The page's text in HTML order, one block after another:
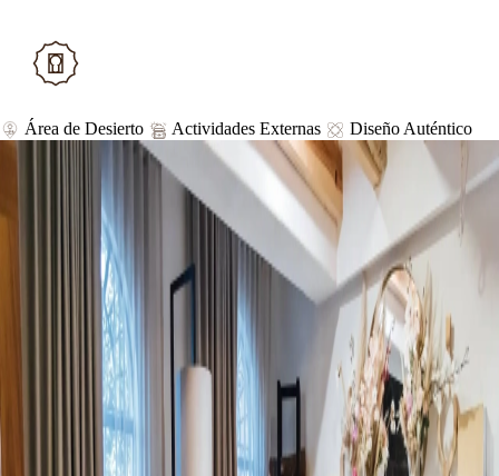
Área de Desierto Actividades Externas Diseño Auténtico